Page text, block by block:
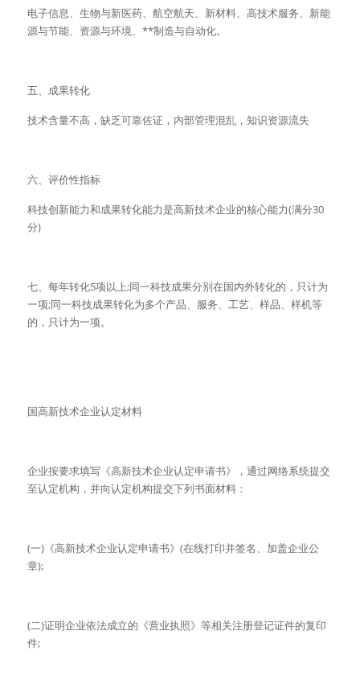
电子信息、生物与新医药、航空航天、新材料、高技术服务、新能
源与节能、资源与环境、**制造与自动化。
五、成果转化
技术含量不高，缺乏可靠佐证，内部管理混乱，知识资源流失
六、评价性指标
科技创新能力和成果转化能力是高新技术企业的核心能力(满分30
分)
七、每年转化5项以上;同一科技成果分别在国内外转化的，只计为
一项;同一科技成果转化为多个产品、服务、工艺、样品、样机等
的，只计为一项。
国高新技术企业认定材料
企业按要求填写《高新技术企业认定申请书》，通过网络系统提交
至认定机构，并向认定机构提交下列书面材料：
(一)《高新技术企业认定申请书》(在线打印并签名、加盖企业公
章);
(二)证明企业依法成立的《营业执照》等相关注册登记证件的复印
件;